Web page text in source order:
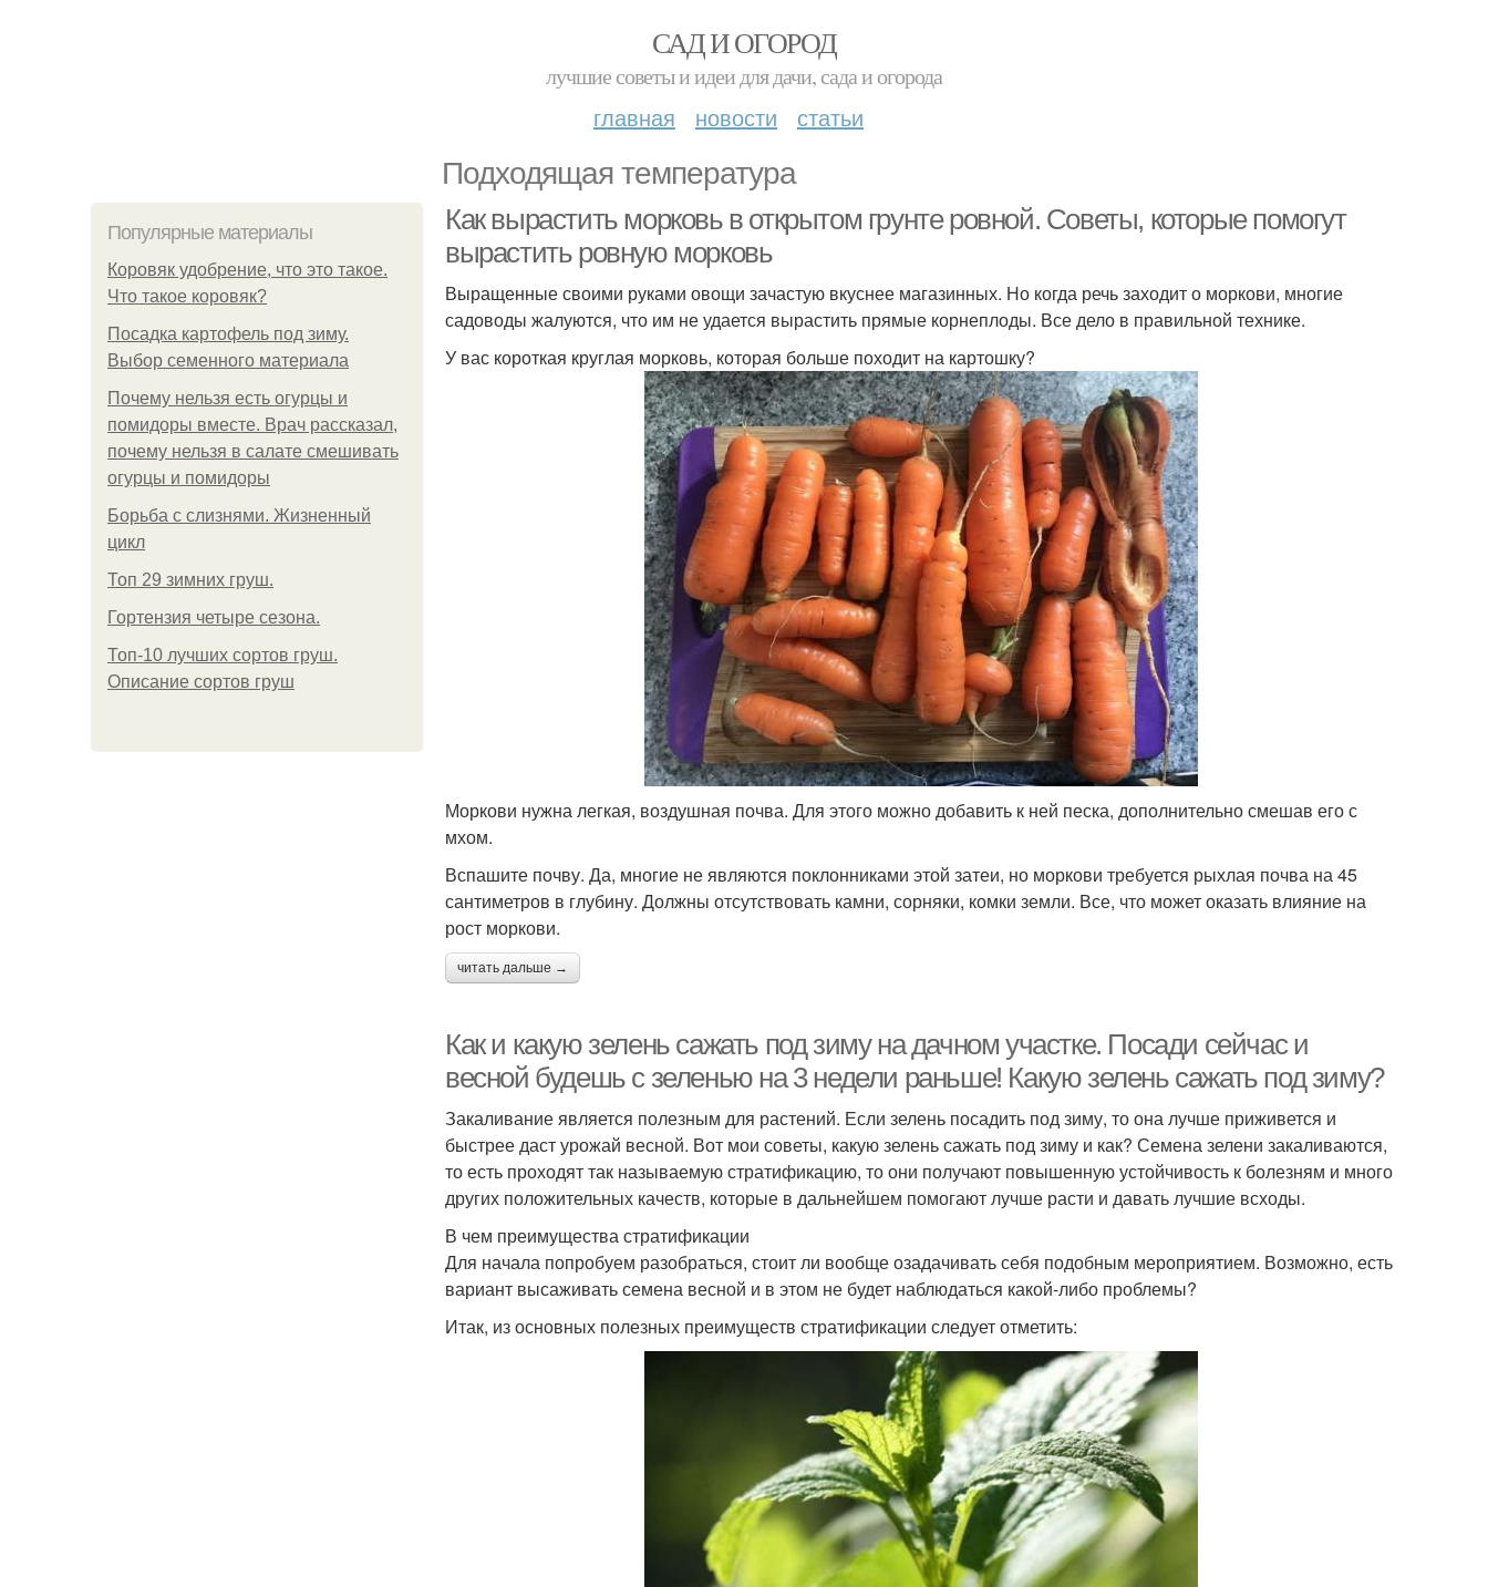
САД И ОГОРОД
лучшие советы и идеи для дачи, сада и огорода
главная новости статьи
Подходящая температура
Популярные материалы
Коровяк удобрение, что это такое.
Что такое коровяк?
Посадка картофель под зиму.
Выбор семенного материала
Почему нельзя есть огурцы и
помидоры вместе. Врач рассказал,
почему нельзя в салате смешивать
огурцы и помидоры
Борьба с слизнями. Жизненный
цикл
Топ 29 зимних груш.
Гортензия четыре сезона.
Топ-10 лучших сортов груш.
Описание сортов груш
Как вырастить морковь в открытом грунте ровной. Советы, которые помогут
вырастить ровную морковь
Выращенные своими руками овощи зачастую вкуснее магазинных. Но когда речь заходит о моркови, многие
садоводы жалуются, что им не удается вырастить прямые корнеплоды. Все дело в правильной технике.
У вас короткая круглая морковь, которая больше походит на картошку?
Моркови нужна легкая, воздушная почва. Для этого можно добавить к ней песка, дополнительно смешав его с
мхом.
Вспашите почву. Да, многие не являются поклонниками этой затеи, но моркови требуется рыхлая почва на 45
сантиметров в глубину. Должны отсутствовать камни, сорняки, комки земли. Все, что может оказать влияние на
рост моркови.
читать дальше →
Как и какую зелень сажать под зиму на дачном участке. Посади сейчас и
весной будешь с зеленью на 3 недели раньше! Какую зелень сажать под зиму?
Закаливание является полезным для растений. Если зелень посадить под зиму, то она лучше приживется и
быстрее даст урожай весной. Вот мои советы, какую зелень сажать под зиму и как? Семена зелени закаливаются,
то есть проходят так называемую стратификацию, то они получают повышенную устойчивость к болезням и много
других положительных качеств, которые в дальнейшем помогают лучше расти и давать лучшие всходы.
В чем преимущества стратификации
Для начала попробуем разобраться, стоит ли вообще озадачивать себя подобным мероприятием. Возможно, есть
вариант высаживать семена весной и в этом не будет наблюдаться какой-либо проблемы?
Итак, из основных полезных преимуществ стратификации следует отметить: